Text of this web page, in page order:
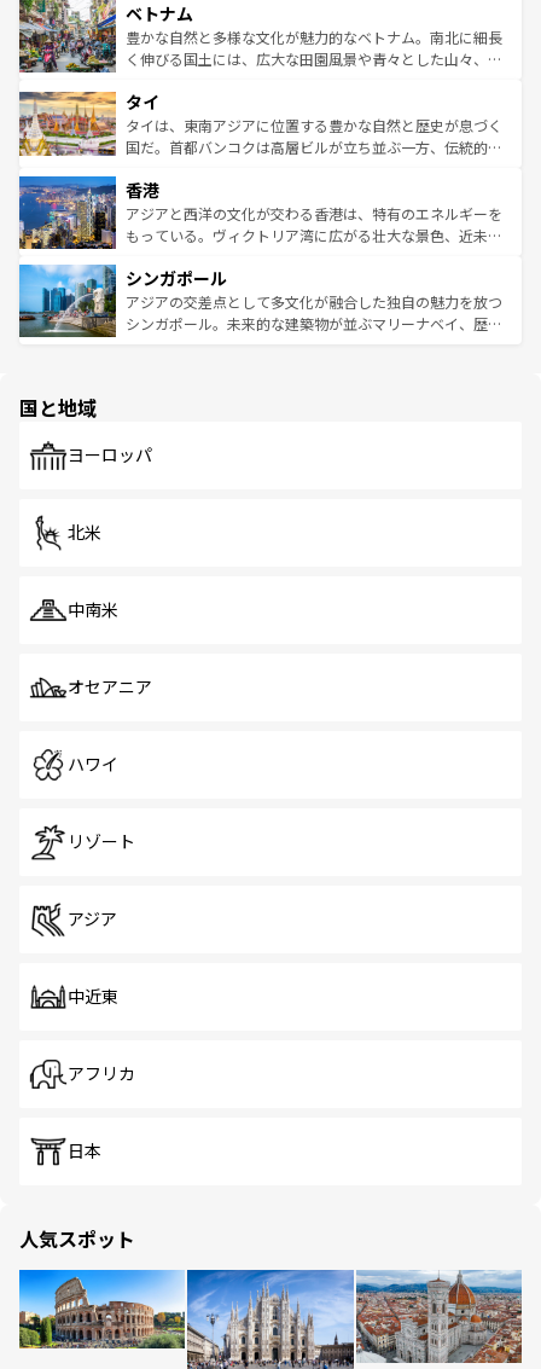
参照してほしい。
容にもいいと評判のスイーツなど、バラエティ豊かな料理
が味わえる。 なお、新着の台湾情報は コンテンツ一覧を参
照してほしい。
き、地方に足を延ばせば四季折々の自然美を楽しむことが
できる。そして、キムチや焼肉、絶品のストリートフード
まで、さまざまな韓国料理が待っている。夜には、韓国な
リティに包まれながら、韓国の多彩な魅力を心ゆくまで味
わってみてほしい。 なお、新着の韓国情報はコンテンツ一
覧を参照してほしい。
ベトナム
豊かな自然と多様な文化が魅力的なベトナム。南北に細長
く伸びる国土には、広大な田園風景や青々とした山々、世
急速な発展と共に伝統が息づく。ハノイの古い町並みやホ
ーチミン市のフランス統治時代の建物も、独特の雰囲気を
醸し出している。また、バラエティの豊かさとおいしさで
とつ。フォーやバインミー、ベトナムコーヒーなどは、ぜ
ひ現地で味わいたい。どの地域を訪れてもあたたかい人々
が旅行者を迎えてくれるので、きっと忘れられない旅にな
参照してほしい。
タイ
タイは、東南アジアに位置する豊かな自然と歴史が息づく
国だ。首都バンコクは高層ビルが立ち並ぶ一方、伝統的な
の活気が交差している。北部ではチェンマイなどの山岳地
帯で自然と触れ合い、南部ではプーケットやクラビの美し
いビーチでリゾート気分を楽しむことができる。タイ料理
激する。気候は一年中温暖で、どの季節にも異なる楽しみ
が待っている。親しみやすいタイの人々、仏教を中心とし
た文化、そして多様な観光資源が、訪れる旅人を魅了し続
香港
アジアと西洋の文化が交わる香港は、特有のエネルギーを
もっている。ヴィクトリア湾に広がる壮大な景色、近未来
み、どこを訪れても感動するはず。観光スポットが密集し
ており、効率よく見どころを回れるのも魅力。息をのむよ
うな絶景から文化的な体験まで、香港を存分に楽しみ尽く
シンガポール
アジアの交差点として多文化が融合した独自の魅力を放つ
シンガポール。未来的な建築物が並ぶマリーナベイ、歴史
で、ホーカーズは地元の風情を楽しめる外せないスポット
国と地域
ヨーロッパ
北米
中南米
オセアニア
ハワイ
リゾート
アジア
中近東
アフリカ
日本
人気スポット